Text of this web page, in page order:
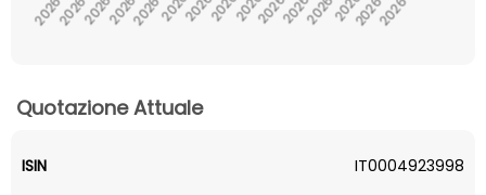
Quotazione Attuale
ISIN IT0004923998